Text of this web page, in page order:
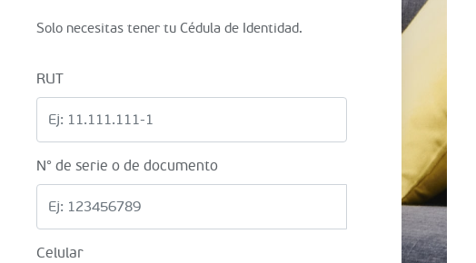
Solo necesitas tener tu Cédula de Identidad.
RUT
N° de serie o de documento
Celular